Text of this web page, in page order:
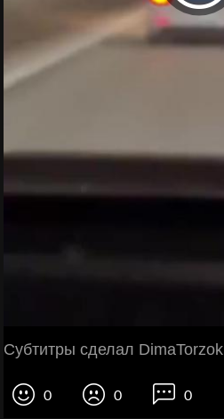
Субтитры сделал DimaTorzok
0 0 0